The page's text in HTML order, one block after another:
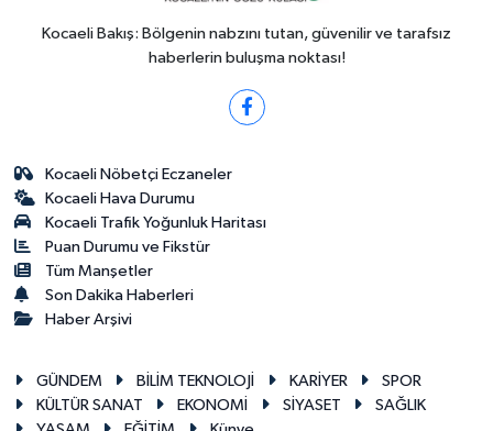
Kocaeli Bakış: Bölgenin nabzını tutan, güvenilir ve tarafsız
haberlerin buluşma noktası!
Kocaeli Nöbetçi Eczaneler
Kocaeli Hava Durumu
Kocaeli Trafik Yoğunluk Haritası
Puan Durumu ve Fikstür
Tüm Manşetler
Son Dakika Haberleri
Haber Arşivi
GÜNDEM BİLİM TEKNOLOJİ KARİYER
SPOR
KÜLTÜR SANAT
EKONOMİ SİYASET
SAĞLIK